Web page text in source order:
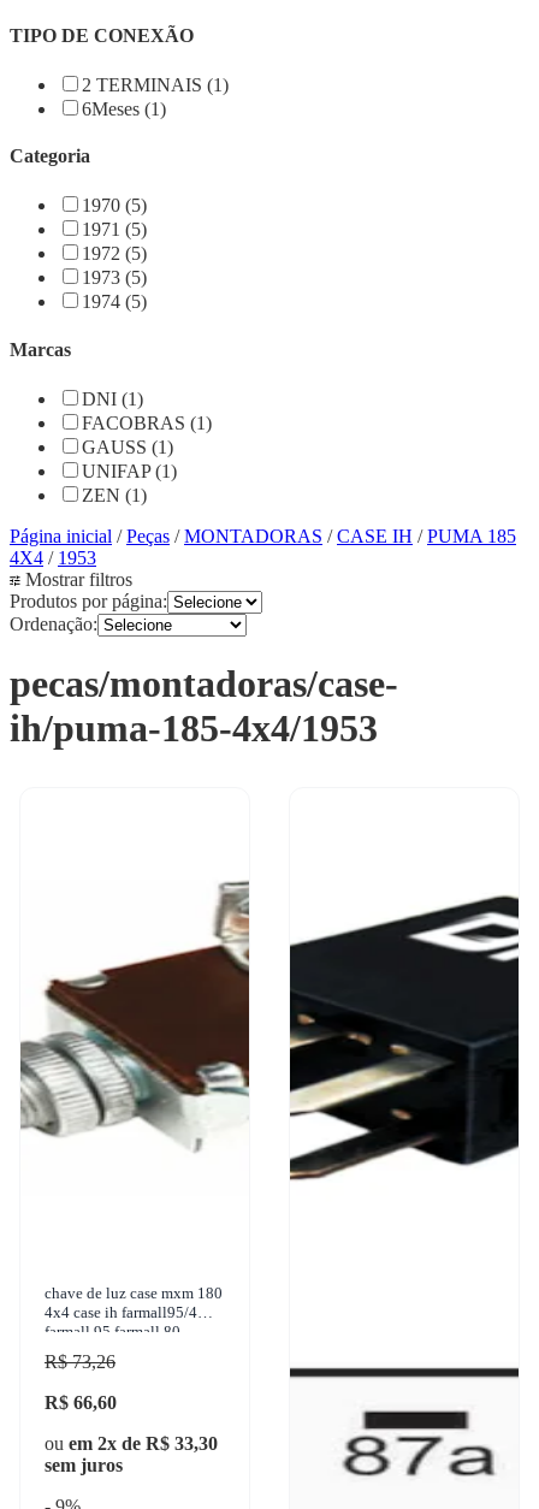
TIPO DE CONEXÃO
2 TERMINAIS (1)
6Meses (1)
Categoria
1970 (5)
1971 (5)
1972 (5)
1973 (5)
1974 (5)
Marcas
DNI (1)
FACOBRAS (1)
GAUSS (1)
UNIFAP (1)
ZEN (1)
Página inicial /Peças /MONTADORAS /CASE IH /PUMA 185
4X4 / 1953
Mostrar filtros
Produtos por página:
Ordenação:
pecas/montadoras/case-
ih/puma-185-4x4/1953
chave de luz case mxm 180
4x4 case ih farmall95/4
farmall 95 farmall 80
farmall80/4 1950-2005
facobras - 910.1008
R$ 73,26
R$ 66,60
ou em 2x de R$ 33,30
sem juros